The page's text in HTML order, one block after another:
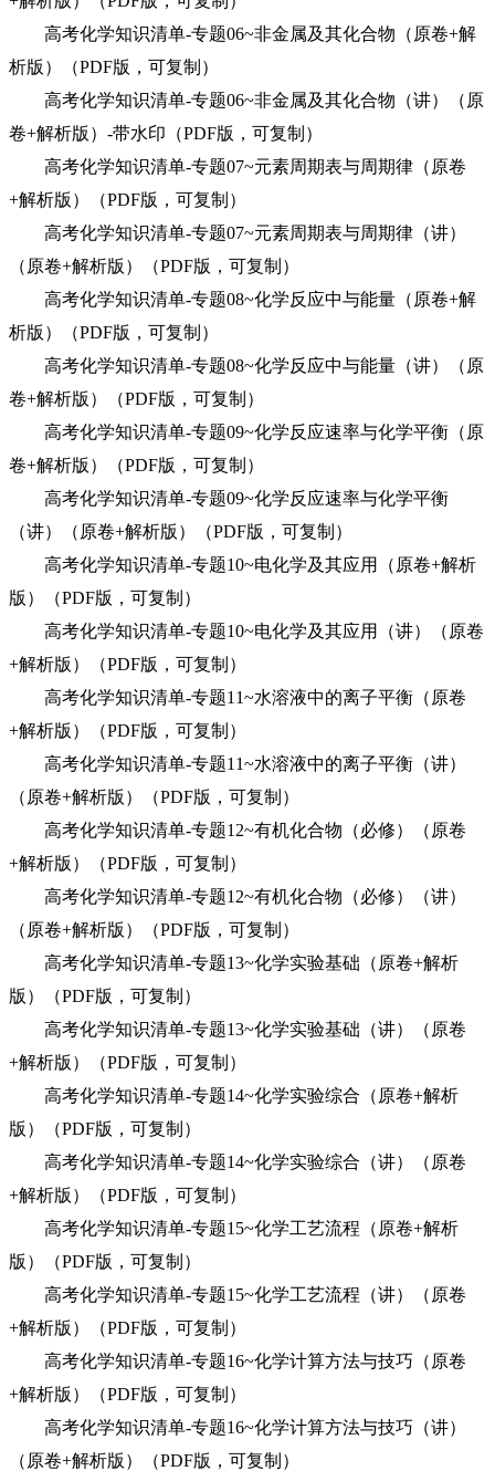
高考化学知识清单-专题06~非金属及其化合物（原卷+解
析版）（PDF版，可复制）
高考化学知识清单-专题06~非金属及其化合物（讲）（原
卷+解析版）-带水印（PDF版，可复制）
高考化学知识清单-专题07~元素周期表与周期律（原卷
+解析版）（PDF版，可复制）
高考化学知识清单-专题07~元素周期表与周期律（讲）
（原卷+解析版）（PDF版，可复制）
高考化学知识清单-专题08~化学反应中与能量（原卷+解
析版）（PDF版，可复制）
高考化学知识清单-专题08~化学反应中与能量（讲）（原
卷+解析版）（PDF版，可复制）
高考化学知识清单-专题09~化学反应速率与化学平衡（原
卷+解析版）（PDF版，可复制）
高考化学知识清单-专题09~化学反应速率与化学平衡
（讲）（原卷+解析版）（PDF版，可复制）
高考化学知识清单-专题10~电化学及其应用（原卷+解析
版）（PDF版，可复制）
高考化学知识清单-专题10~电化学及其应用（讲）（原卷
+解析版）（PDF版，可复制）
高考化学知识清单-专题11~水溶液中的离子平衡（原卷
+解析版）（PDF版，可复制）
高考化学知识清单-专题11~水溶液中的离子平衡（讲）
（原卷+解析版）（PDF版，可复制）
高考化学知识清单-专题12~有机化合物（必修）（原卷
+解析版）（PDF版，可复制）
高考化学知识清单-专题12~有机化合物（必修）（讲）
（原卷+解析版）（PDF版，可复制）
高考化学知识清单-专题13~化学实验基础（原卷+解析
版）（PDF版，可复制）
高考化学知识清单-专题13~化学实验基础（讲）（原卷
+解析版）（PDF版，可复制）
高考化学知识清单-专题14~化学实验综合（原卷+解析
版）（PDF版，可复制）
高考化学知识清单-专题14~化学实验综合（讲）（原卷
+解析版）（PDF版，可复制）
高考化学知识清单-专题15~化学工艺流程（原卷+解析
版）（PDF版，可复制）
高考化学知识清单-专题15~化学工艺流程（讲）（原卷
+解析版）（PDF版，可复制）
高考化学知识清单-专题16~化学计算方法与技巧（原卷
+解析版）（PDF版，可复制）
高考化学知识清单-专题16~化学计算方法与技巧（讲）
（原卷+解析版）（PDF版，可复制）